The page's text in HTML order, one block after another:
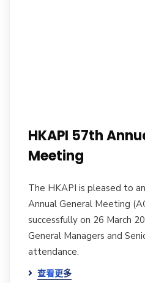
HKAPI 57th
Meeting
The HKAPI is pleased to
Annual General Meeting
successfully on 26 March
General Managers and
attendance.
查看更多